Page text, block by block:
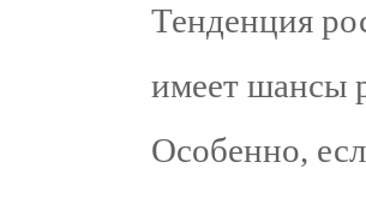
Тенденция
имеет шансы
Особенно,